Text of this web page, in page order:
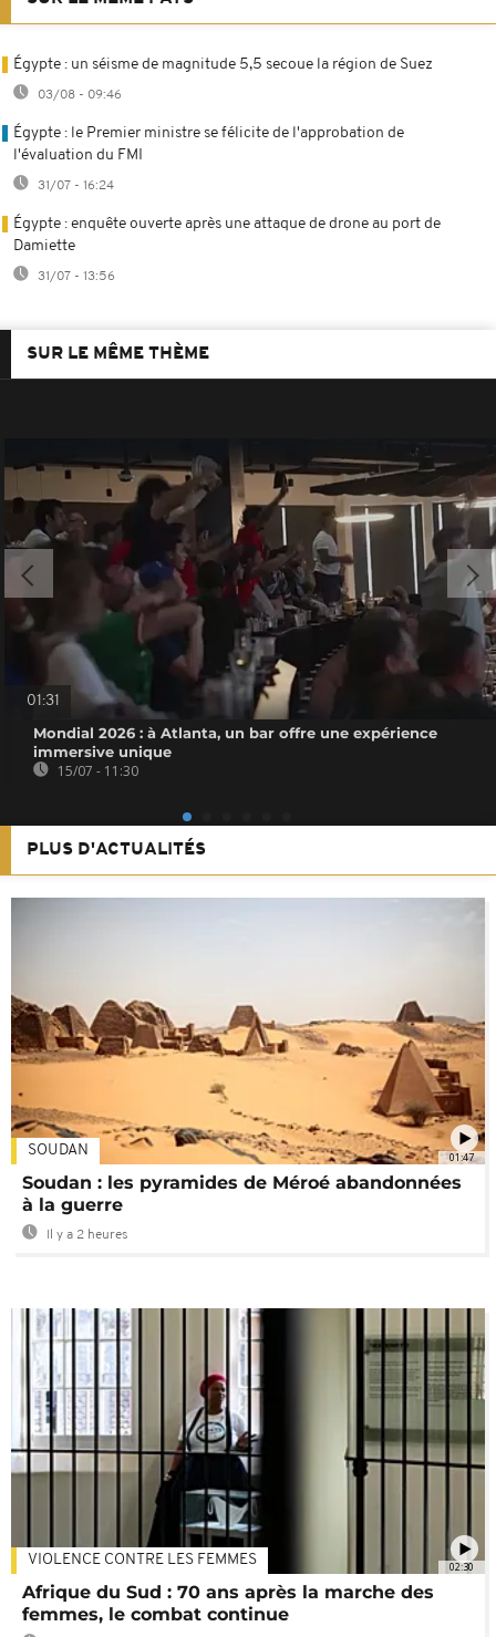
Égypte : un séisme de magnitude 5,5 secoue la région de Suez
03/08 - 09:46
Égypte : le Premier ministre se félicite de l'approbation de
l'évaluation du FMI
31/07 - 16:24
Égypte : enquête ouverte après une attaque de drone au port de
Damiette
31/07 - 13:56
SUR LE MÊME THÈME
01:31
Mondial 2026 : à Atlanta, un bar offre une expérience
immersive unique
15/07 - 11:30
PLUS D'ACTUALITÉS
01:47
SOUDAN
Soudan : les pyramides de Méroé abandonnées
à la guerre
Il y a 2 heures
02:30
VIOLENCE CONTRE LES FEMMES
Afrique du Sud : 70 ans après la marche des
femmes, le combat continue